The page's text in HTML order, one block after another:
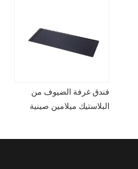
فندق غرفة الضيوف من
البلاستيك ميلامين صينية